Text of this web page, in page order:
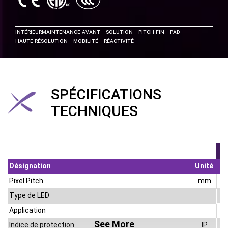
INTéRIEURMaintenance Avant Solution Pitch Fin
Pad
Haute Résolution
Mobilité Réactivité
SPÉCIFICATIONS
TECHNIQUES
Désignation
Unité
Pixel Pitch
mm
Type de LED
Application
Indice de protection
IP
See More